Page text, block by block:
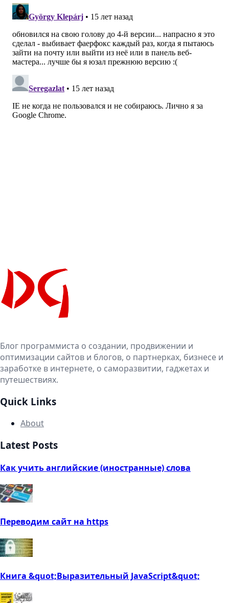
Блог программиста о создании, продвижении и
оптимизации сайтов и блогов, о партнерках, бизнесе и
заработке в интернете, о саморазвитии, гаджетах и
путешествиях.
Quick Links
About
Latest Posts
Как учить английские (иностранные) слова
Переводим сайт на https
Книга &quot;Выразительный JavaScript&quot;